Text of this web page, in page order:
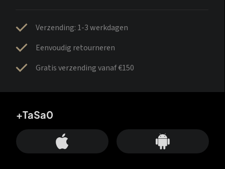
Verzending: 1-3 werkdagen
Eenvoudig retourneren
Gratis verzending vanaf €150
+TaSa0